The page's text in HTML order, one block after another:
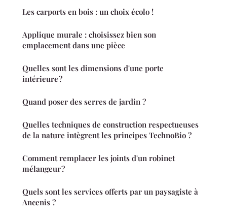
Les carports en bois : un choix écolo !
Applique murale : choisissez bien son
emplacement dans une pièce
Quelles sont les dimensions d'une porte
intérieure ?
Quand poser des serres de jardin ?
Quelles techniques de construction respectueuses
de la nature intègrent les principes TechnoBio ?
Comment remplacer les joints d'un robinet
mélangeur ?
Quels sont les services offerts par un paysagiste à
Ancenis ?